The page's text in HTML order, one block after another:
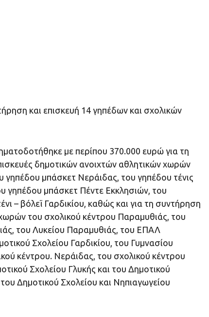
και επισκευή 14 γηπέδων και σχολικών
με περίπου 370.000 ευρώ για τη
δημοτικών ανοιχτών αθλητικών χωρών
γηπέδου μπάσκετ Νεράιδας, του γηπέδου τένις
γηπέδου μπάσκετ Πέντε Εκκλησιών, του
– βόλεϊ Γαρδικίου, καθώς και για τη συντήρηση
του σχολικού κέντρου Παραμυθιάς, του
του Λυκείου Παραμυθιάς, του ΕΠΑΛ
Σχολείου Γαρδικίου, του Γυμνασίου
κέντρου. Νεράιδας, του σχολικού κέντρου
Σχολείου Γλυκής και του Δημοτικού
Δημοτικού Σχολείου και Νηπιαγωγείου